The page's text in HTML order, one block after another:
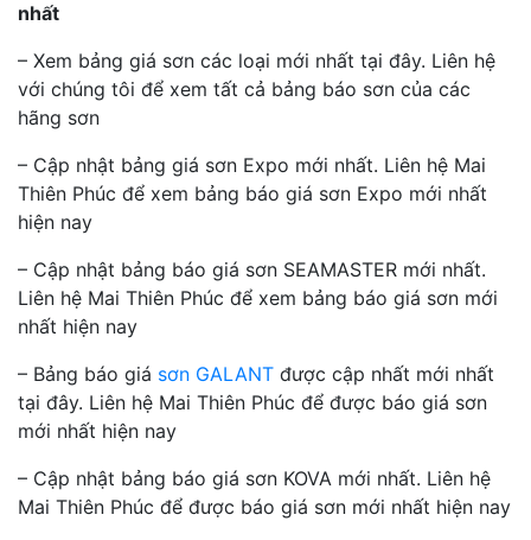
nhất
– Xem bảng giá sơn các loại mới nhất tại đây. Liên hệ
với chúng tôi để xem tất cả bảng báo sơn của các
hãng sơn
– Cập nhật bảng giá sơn Expo mới nhất. Liên hệ Mai
Thiên Phúc để xem bảng báo giá sơn Expo mới nhất
hiện nay
– Cập nhật bảng báo giá sơn SEAMASTER mới nhất.
Liên hệ Mai Thiên Phúc để xem bảng báo giá sơn mới
nhất hiện nay
– Bảng báo giá sơn GALANT được cập nhất mới nhất
tại đây. Liên hệ Mai Thiên Phúc để được báo giá sơn
mới nhất hiện nay
– Cập nhật bảng báo giá sơn KOVA mới nhất. Liên hệ
Mai Thiên Phúc để được báo giá sơn mới nhất hiện nay